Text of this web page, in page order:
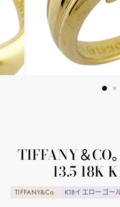
TIFFANY＆CO
13.5 18K
TIFFANY&Co. K18イエローゴー